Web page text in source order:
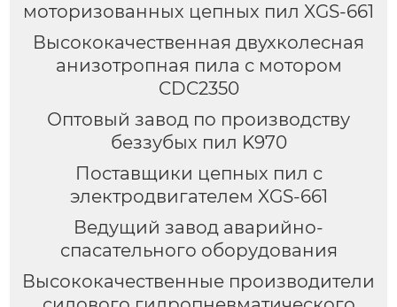
моторизованных цепных пил XGS-661
Высококачественная двухколесная
анизотропная пила с мотором
CDC2350
Оптовый завод по производству
беззубых пил K970
Поставщики цепных пил с
электродвигателем XGS-661
Ведущий завод аварийно-
спасательного оборудования
Высококачественные производители